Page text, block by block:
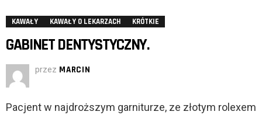
KAWAŁY KAWAŁY O LEKARZACH KRÓTKIE
GABINET DENTYSTYCZNY.
przez MARCIN
Pacjent w najdroższym garniturze, ze złotym rolexem